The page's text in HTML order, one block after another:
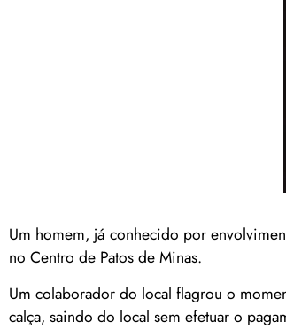
Um homem, já conhecido por
no Centro de Patos de Minas.
Um colaborador do local flagrou o
calça, saindo do local sem efetuar o